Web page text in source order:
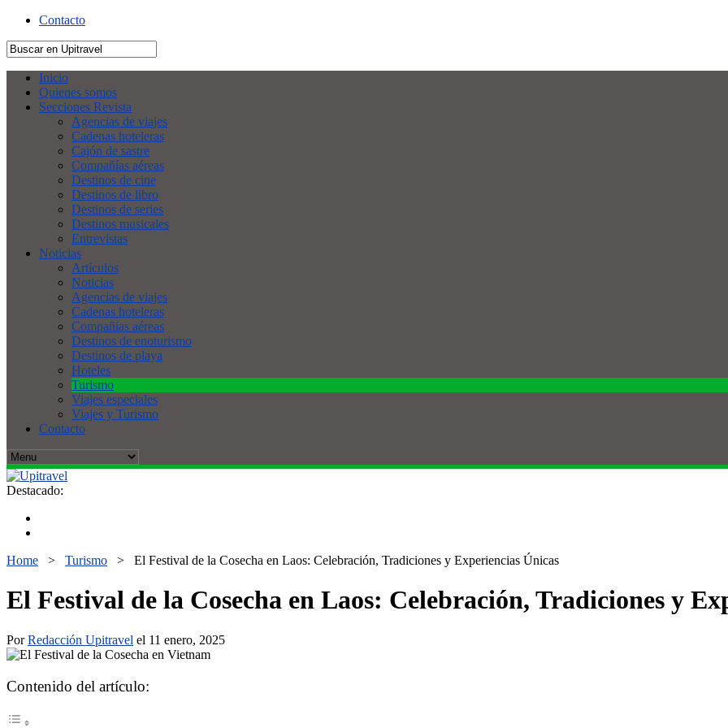
Contacto
Inicio
Quienes somos
Secciones Revista
Agencias de viajes
Cadenas hoteleras
Cajón de sastre
Compañías aéreas
Destinos de cine
Destinos de libro
Destinos de series
Destinos musicales
Entrevistas
Noticias
Artículos
Noticias
Agencias de viajes
Cadenas hoteleras
Compañías aéreas
Destinos de enoturismo
Destinos de playa
Hoteles
Turismo
Viajes especiales
Viajes y Turismo
Contacto
Destacado:
Home > Turismo > El Festival de la Cosecha en Laos: Celebración, Tradiciones y Experiencias Únicas
El Festival de la Cosecha en Laos: Celebración, Tradiciones y
PorRedacción Upitravel el 11 enero, 2025
Contenido del artículo: